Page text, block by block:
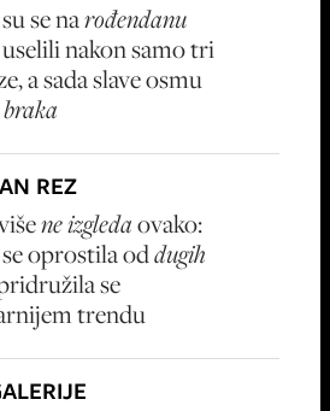
se narođendanu
uselili nakon samo tri
a sada slave osmu
REZ
ne izgledaovako:
oprostila oddugih
se
trendu